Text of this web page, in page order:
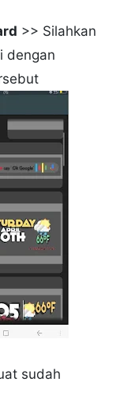
>> Silahkan
dengan
sudah